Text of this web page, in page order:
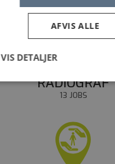
RADIOGRAF
13 JOBS
AFVIS ALLE
VIS DETALJER